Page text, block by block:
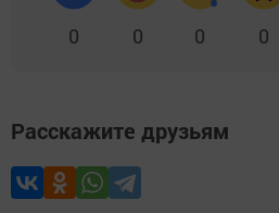
0 0 0 0
Расскажите друзьям